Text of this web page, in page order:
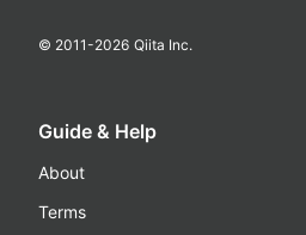
© 2011-2026 Qiita Inc.
Guide & Help
About
Terms